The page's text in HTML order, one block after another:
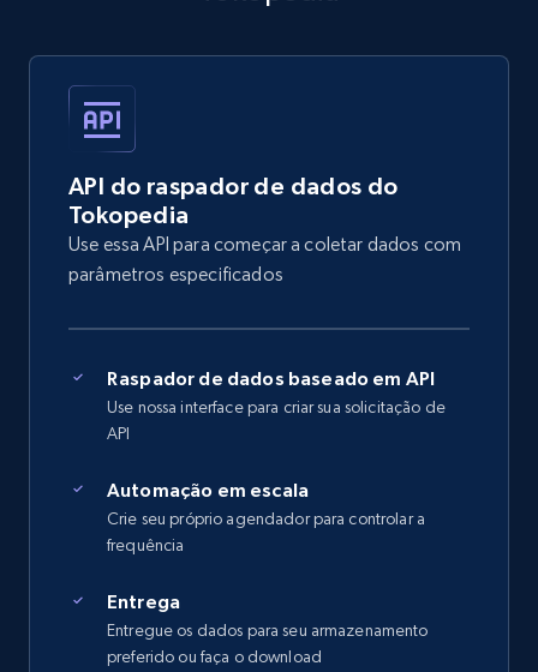
API do raspador de dados do
Tokopedia
Use essa API para começar a coletar dados com
parâmetros especificados
Raspador de dados baseado em API
Use nossa interface para criar sua solicitação de
API
Automação em escala
Crie seu próprio agendador para controlar a
frequência
Entrega
Entregue os dados para seu armazenamento
preferido ou faça o download